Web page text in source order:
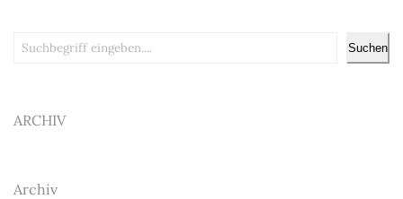
Suchen Suchen
ARCHIV
Archiv